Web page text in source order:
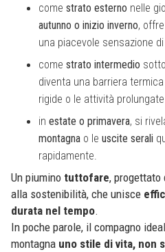
come strato esterno nelle
autunno o inizio inverno,
una piacevole sensazione
come strato intermedio
diventa una barriera
rigide o le attività
in estate o primavera, si
montagna o le uscite serali
rapidamente.
Un piumino tuttofare, progettato
alla sostenibilità, che unisce
durata nel tempo.
In poche parole, il compagno
montagna uno stile di vita, non